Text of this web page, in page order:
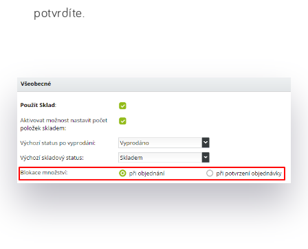
potvrdíte.